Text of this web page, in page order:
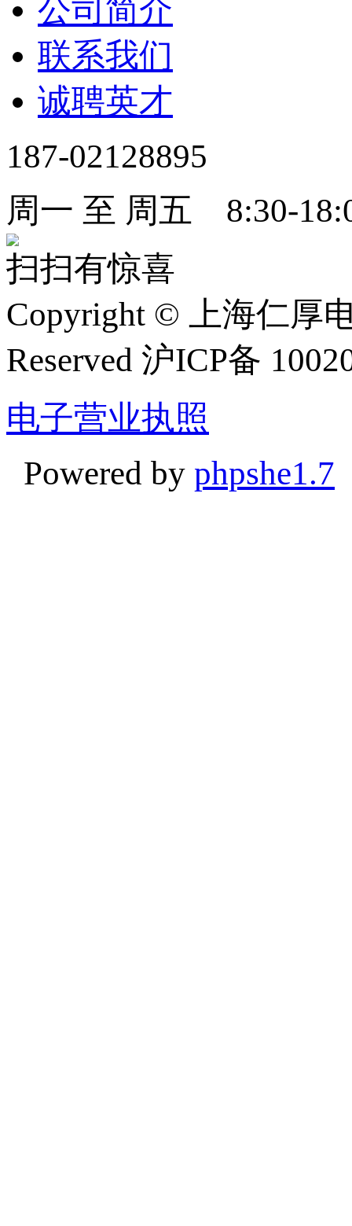
公司简介
联系我们
诚聘英才
187-02128895
周一 至 周五 8:30-
扫扫有惊喜
Copyright © 上海仁厚
Reserved 沪ICP备
电子营业执照
Powered by phpshe1.7